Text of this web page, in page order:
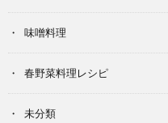
味噌料理
春野菜料理レシピ
未分類